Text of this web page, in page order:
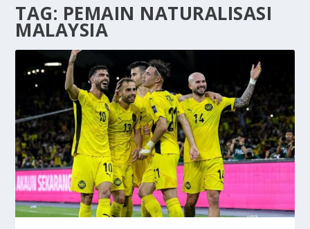
TAG: PEMAIN NATURALISASI
MALAYSIA